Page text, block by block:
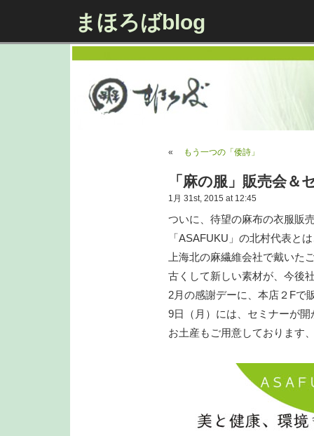
まほろばblog
« もう一つの「倭詩」
「麻の服」販売会＆
1月 31st, 2015 at 12:45
ついに、待望の麻布の衣服販
「ASAFUKU」の北村代表と
上海北の麻繊維会社で戴いた
古くして新しい素材が、今後
2月の感謝デーに、本店２Fで
9日（月）には、セミナーが
お土産もご用意しております